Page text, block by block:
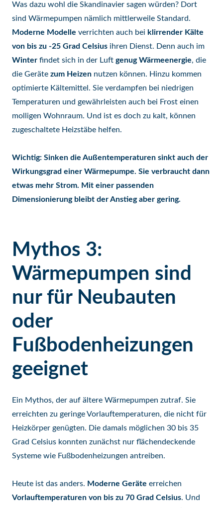
Was dazu wohl die Skandinavier sagen würden? Dort
sind Wärmepumpen nämlich mittlerweile Standard.
Moderne Modelle verrichten auch bei klirrender Kälte
von bis zu -25 Grad Celsius ihren Dienst. Denn auch im
Winter findet sich in der Luft genug Wärmeenergie, die
die Geräte zum Heizen nutzen können. Hinzu kommen
optimierte Kältemittel. Sie verdampfen bei niedrigen
Temperaturen und gewährleisten auch bei Frost einen
molligen Wohnraum. Und ist es doch zu kalt, können
zugeschaltete Heizstäbe helfen.
Wichtig: Sinken die Außentemperaturen sinkt auch der
Wirkungsgrad einer Wärmepumpe. Sie verbraucht dann
etwas mehr Strom. Mit einer passenden
Dimensionierung bleibt der Anstieg aber gering.
Mythos 3:
Wärmepumpen sind
nur für Neubauten
oder
Fußbodenheizungen
geeignet
Ein Mythos, der auf ältere Wärmepumpen zutraf. Sie
erreichten zu geringe Vorlauftemperaturen, die nicht für
Heizkörper genügten. Die damals möglichen 30 bis 35
Grad Celsius konnten zunächst nur flächendeckende
Systeme wie Fußbodenheizungen antreiben.
Heute ist das anders. Moderne Geräte erreichen
Vorlauftemperaturen von bis zu 70 Grad Celsius. Und